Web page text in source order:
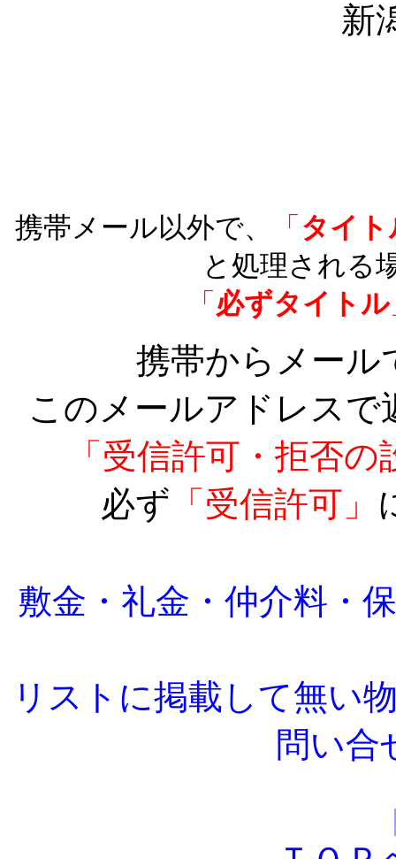
新
携帯メール以外で、 「 タイ
と処理される
「 必ずタイトル
携帯からメール
このメールアドレス
「受信許可・拒否の
必ず 「受信許可」
敷金・礼金・仲介料・
リストに掲載して無い
問い合